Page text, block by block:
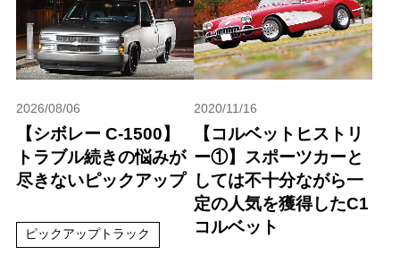
2026/08/06
【シボレー C-1500】
トラブル続きの悩みが
尽きないピックアップ
ピックアップトラック
2020/11/16
【コルベットヒストリ
ー①】スポーツカーと
しては不十分ながら一
定の人気を獲得したC1
コルベット